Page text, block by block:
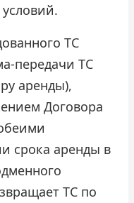
ТС
передачи ТС
аренды),
Договора
срока аренды в
ТС по